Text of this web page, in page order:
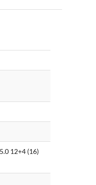
12+4 (16)